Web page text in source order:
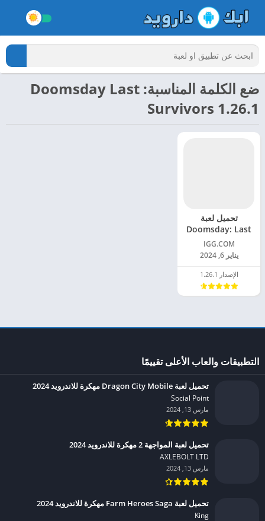
ضع الكلمة المناسبة: Doomsday Last
Survivors 1.26.1
تحميل لعبة
Doomsday: Last
Survivors مهكرة
للاندرويد 2024
IGG.COM‏
يناير 6, 2024
الإصدار 1.26.1
التطبيقات والعاب الأعلى تقييمًا
تحميل لعبة Dragon City Mobile مهكرة للاندرويد 2024
Social Point‏
مارس 13, 2024
تحميل لعبة المواجهة 2 مهكرة للاندرويد 2024
AXLEBOLT LTD‏
مارس 13, 2024
تحميل لعبة Farm Heroes Saga مهكرة للاندرويد 2024
King‏